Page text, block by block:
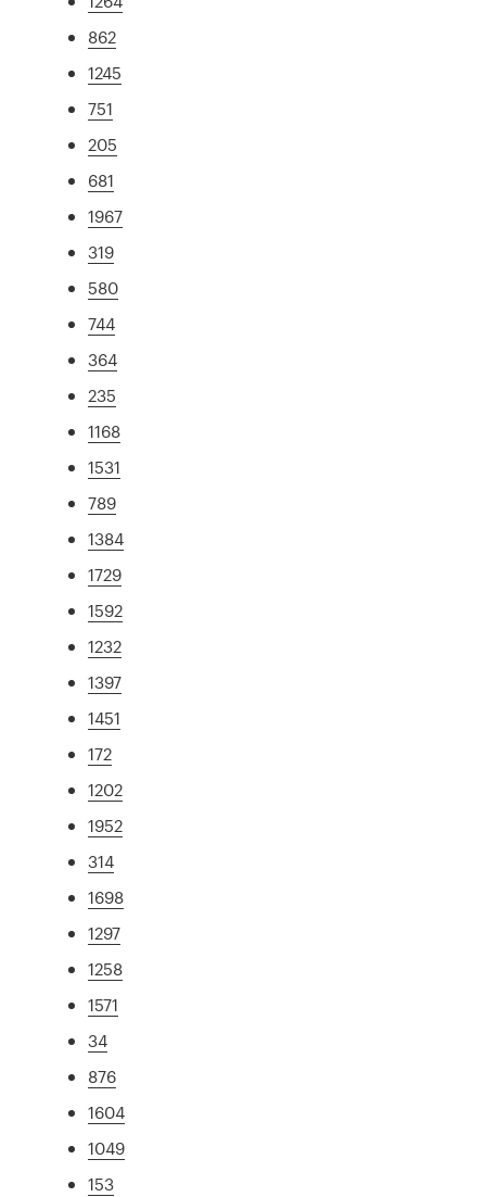
862
1245
751
205
681
1967
319
580
744
364
235
1168
1531
789
1384
1729
1592
1232
1397
1451
172
1202
1952
314
1698
1297
1258
1571
34
876
1604
1049
153